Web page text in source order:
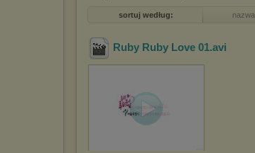
sortuj według: nazwa
Ruby Ruby Love 01.avi